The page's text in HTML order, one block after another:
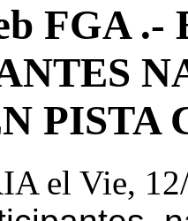
FGA .-
PISTA
el Vie,